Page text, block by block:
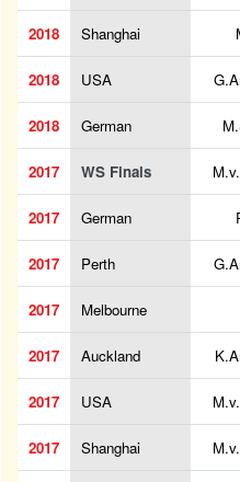
2018 Shanghai
2018 USA
2018 German
2017 WS Finals
2017 German
2017 Perth
2017 Melbourne
2017 Auckland
2017 USA
2017 Shanghai